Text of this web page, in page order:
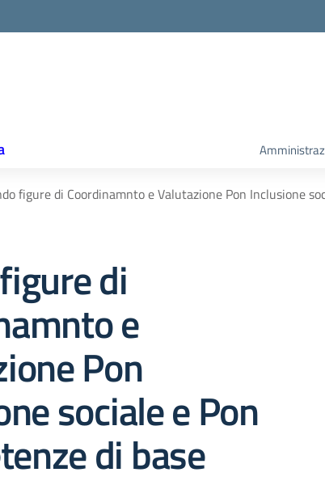
figure di Coordinamnto e Valutazione Pon Inclusione
di
e
Pon
sociale e Pon
di base